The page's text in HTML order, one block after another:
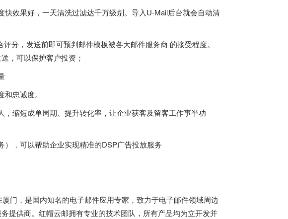
效果好，一天清洗过滤达千万级别。导入U-Mail后台就会自动清
分，发送前即可预判邮件模板被各大邮件服务商 的接受程度。
，可以保护客户投资；
忠诚度。
缩短成单周期、提升转化率，让企业获客及留客工作事半功
，可以帮助企业实现精准的DSP广告投放服务
门，是国内知名的电子邮件应用专家，致力于电子邮件领域周边
提供商。红帽云邮拥有专业的技术团队，所有产品均为立开发并